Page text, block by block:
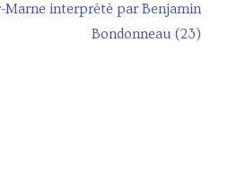
Marne interprété par Benjamin
Bondonneau (23)